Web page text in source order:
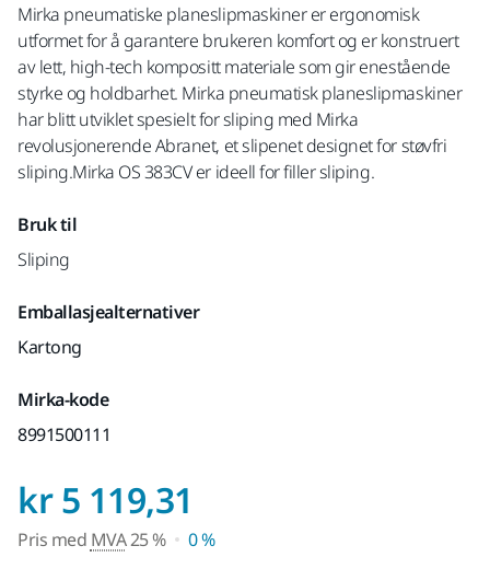
Mirka pneumatiske planeslipmaskiner er ergonomisk
utformet for å garantere brukeren komfort og er konstruert
av lett, high-tech kompositt materiale som gir enestående
styrke og holdbarhet. Mirka pneumatisk planeslipmaskiner
har blitt utviklet spesielt for sliping med Mirka
revolusjonerende Abranet, et slipenet designet for støvfri
sliping.Mirka OS 383CV er ideell for filler sliping.
Bruk til
Sliping
Emballasjealternativer
Kartong
Mirka-kode
8991500111
kr 5 119,31
Pris med MVA25 %
0 %